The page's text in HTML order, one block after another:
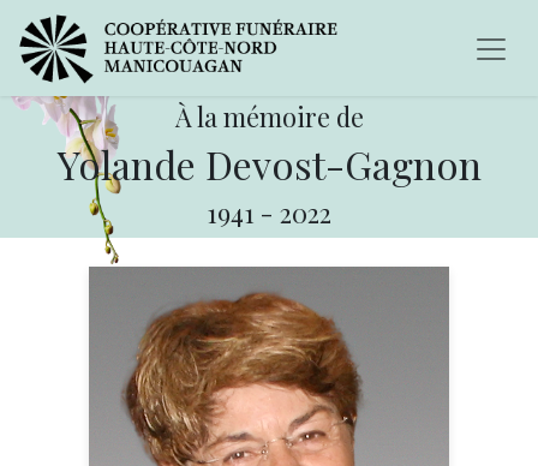
À la mémoire de
Yolande Devost-Gagnon
1941 - 2022